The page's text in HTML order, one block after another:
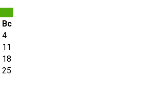
Вс
4
11
18
25